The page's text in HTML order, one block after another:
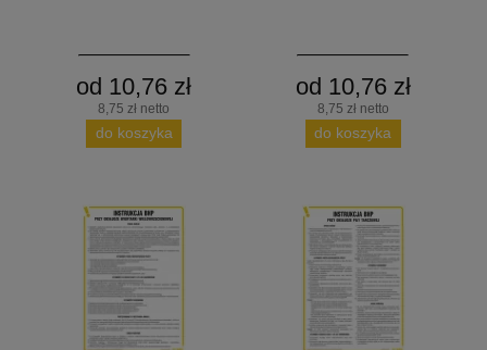
od 10,76 zł
8,75 zł netto
do koszyka
od 10,76 zł
8,75 zł netto
do koszyka